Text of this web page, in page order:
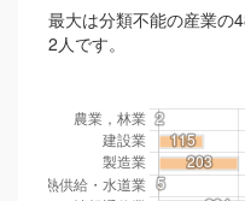
最大は分類不能の産業の
2人です。